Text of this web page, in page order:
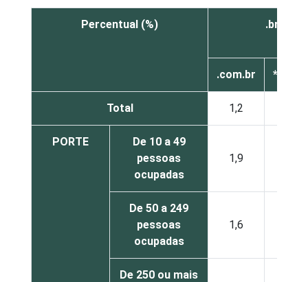
Percentual (%) .br
.com.br
Total 1,2
PORTE
De 10 a 49
pessoas
ocupadas
1,9
De 50 a 249
pessoas
ocupadas
1,6
De 250 ou mais